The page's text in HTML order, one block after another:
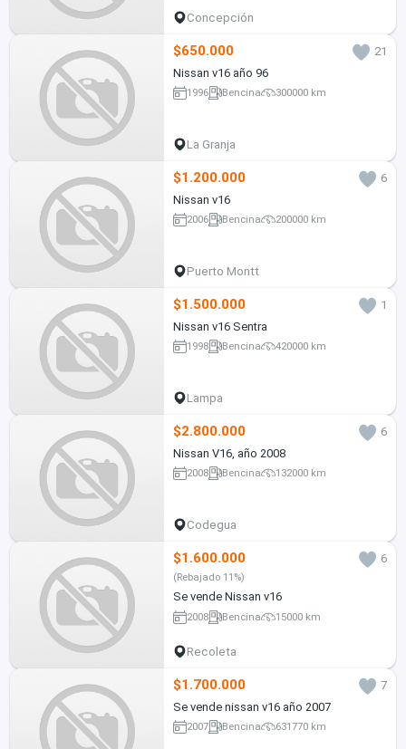
Concepción
$650.000
21
Nissan v16 año 96
1996 Bencina 300000 km
La Granja
$1.200.000
6
Nissan v16
2006 Bencina 200000 km
Puerto Montt
$1.500.000
1
Nissan v16 Sentra
1998 Bencina 420000 km
Lampa
$2.800.000
6
Nissan V16, año 2008
2008 Bencina 132000 km
Codegua
$1.600.000 6
(Rebajado 11%)
Se vende Nissan v16
2008 Bencina 15000 km
Recoleta
$1.700.000
7
Se vende nissan v16 año 2007
2007 Bencina 631770 km